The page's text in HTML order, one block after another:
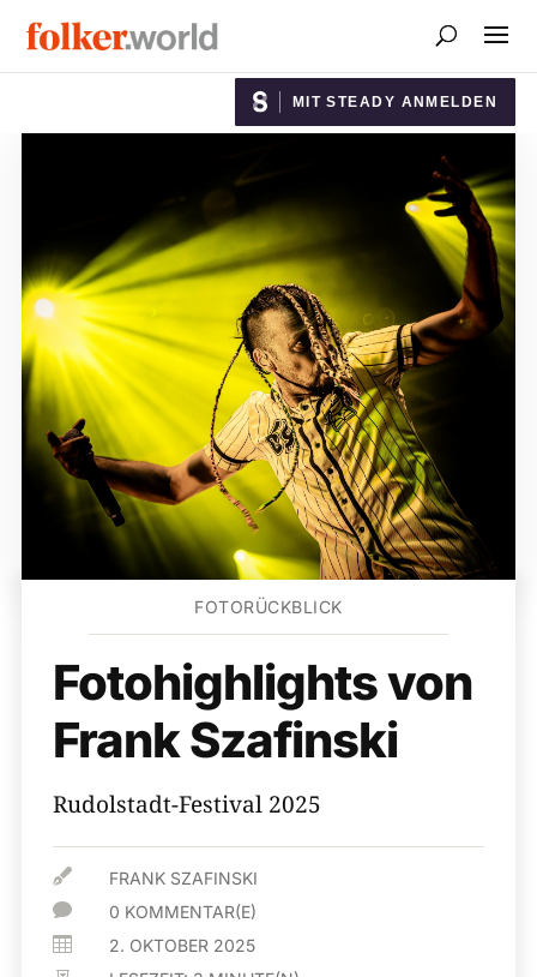
MIT STEADY ANMELDEN
FOTORÜCKBLICK
Fotohighlights von
Frank Szafinski
Rudolstadt-Festival 2025
 FRANK SZAFINSKI
 0 KOMMENTAR(E)
 2. OKTOBER 2025